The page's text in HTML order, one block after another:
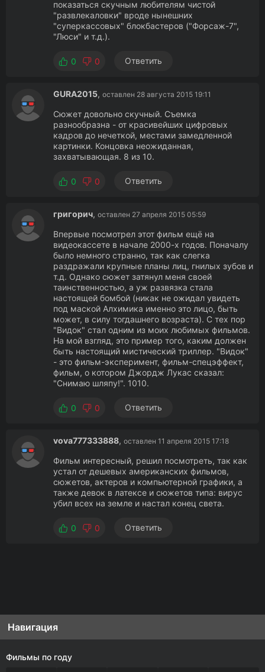
показаться скучным любителям чистой
"развлекаловки" вроде нынешних
"суперкассовых" блокбастеров ("Форсаж-7",
"Люси" и т.д.).
0 0 Ответить
GURA2015, оставлен 28 августа 2015 19:11
Сюжет довольно скучный. Съемка
разнообразна - от красивейших цифровых
кадров до нечеткой, местами замедленной
картинки. Концовка неожиданная,
захватывающая. 8 из 10.
0 0 Ответить
григорич, оставлен 27 апреля 2015 05:59
Впервые посмотрел этот фильм ещё на
видеокассете в начале 2000-х годов. Поначалу
было немного странно, так как слегка
раздражали крупные планы лиц, гнилых зубов и
т.д. Однако сюжет затянул меня своей
таинственностью, а уж развязка стала
настоящей бомбой (никак не ожидал увидеть
под маской Алхимика именно это лицо, быть
может, в силу тогдашнего возраста). С тех пор
"Видок" стал одним из моих любимых фильмов.
На мой взгляд, это пример того, каким должен
быть настоящий мистический триллер. "Видок"
- это фильм-эксперимент, фильм-спецэффект,
фильм, о котором Джордж Лукас сказал:
"Снимаю шляпу!". 1010.
0 0 Ответить
vova777333888, оставлен 11 апреля 2015 17:18
Фильм интересный, решил посмотреть, так как
устал от дешевых американских фильмов,
сюжетов, актеров и компьютерной графики, а
также девок в латексе и сюжетов типа: вирус
убил всех на земле и настал конец света.
0 0 Ответить
Навигация
Фильмы по году